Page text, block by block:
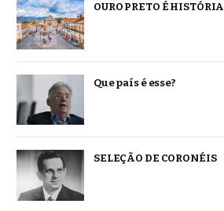
OURO PRETO É HISTÓRIA
Que país é esse?
SELEÇÃO DE CORONÉIS